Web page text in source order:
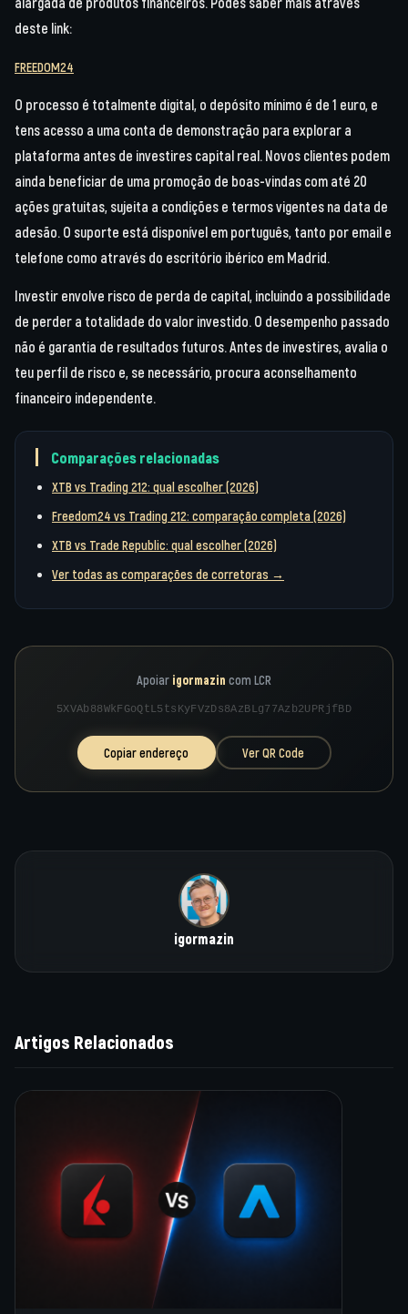
deste link:
FREEDOM24
O processo é totalmente digital, o depósito mínimo é de 1 euro, e
tens acesso a uma conta de demonstração para explorar a
plataforma antes de investires capital real. Novos clientes podem
ainda beneficiar de uma promoção de boas-vindas com até 20
ações gratuitas, sujeita a condições e termos vigentes na data de
adesão. O suporte está disponível em português, tanto por email e
telefone como através do escritório ibérico em Madrid.
Investir envolve risco de perda de capital, incluindo a possibilidade
de perder a totalidade do valor investido. O desempenho passado
não é garantia de resultados futuros. Antes de investires, avalia o
teu perfil de risco e, se necessário, procura aconselhamento
financeiro independente.
Comparações relacionadas
XTB vs Trading 212: qual escolher (2026)
Freedom24 vs Trading 212: comparação completa (2026)
XTB vs Trade Republic: qual escolher (2026)
Ver todas as comparações de corretoras →
Apoiar igormazin com LCR
5XVAb88WkFGoQtL5tsKyFVzDs8AzBLg77Azb2UPRjfBD
Copiar endereço Ver QR Code
igormazin
Artigos Relacionados